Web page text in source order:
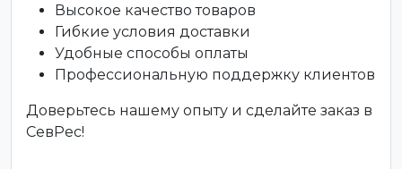
Высокое качество товаров
Гибкие условия доставки
Удобные способы оплаты
Профессиональную поддержку клиентов
Доверьтесь нашему опыту и сделайте заказ в
СевРес!